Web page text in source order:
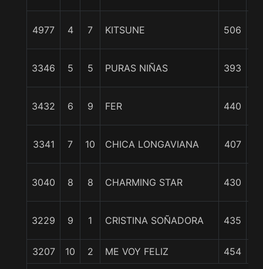
4977 4 7 KITSUNE 506
3346 5 5 PURAS NIÑAS 393
3432 6 9 FER 440
3341 7 10 CHICA LONGAVIANA 407
3040 8 8 CHARMING STAR 430
3229 9 1 CRISTINA SOÑADORA 435
3207 10 2 ME VOY FELIZ 454